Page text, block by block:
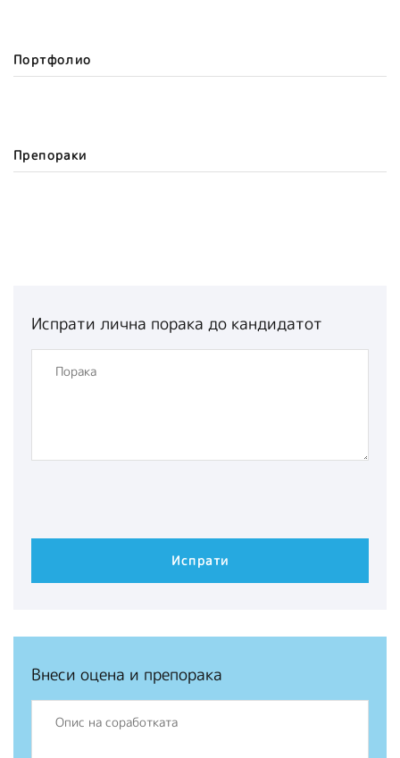
Портфолио
Препораки
Испрати лична порака до кандидатот
Внеси оцена и препорака